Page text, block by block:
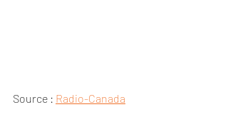
Source : Radio-Canada